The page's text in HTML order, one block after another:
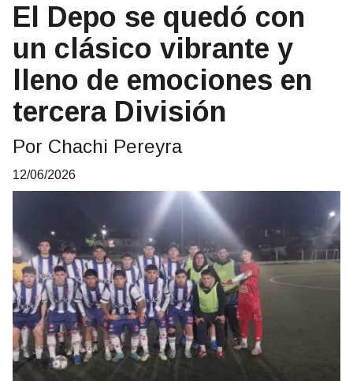
El Depo se quedó con
un clásico vibrante y
lleno de emociones en
tercera División
Por Chachi Pereyra
12/06/2026